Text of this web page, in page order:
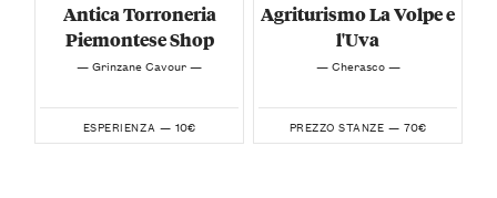
Antica Torroneria
Piemontese Shop
— Grinzane Cavour —
ESPERIENZA — 10€
Agriturismo La Volpe e
l'Uva
— Cherasco —
PREZZO STANZE — 70€